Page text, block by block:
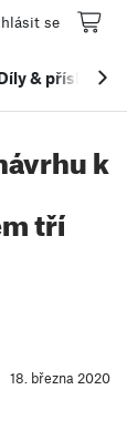
se
&
k
tří
18. března 2020